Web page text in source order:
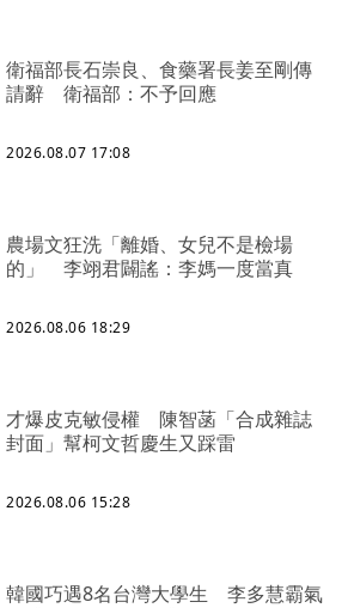
衛福部長石崇良、食藥署長姜至剛傳
請辭 衛福部：不予回應
2026.08.07 17:08
農場文狂洗「離婚、女兒不是檢場
的」 李翊君闢謠：李媽一度當真
2026.08.06 18:29
才爆皮克敏侵權 陳智菡「合成雜誌
封面」幫柯文哲慶生又踩雷
2026.08.06 15:28
韓國巧遇8名台灣大學生 李多慧霸氣